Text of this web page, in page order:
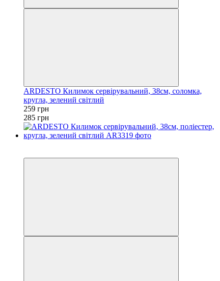
ARDESTO Килимок сервірувальний, 38см, соломка,
кругла, зелений світлий
259 грн
285 грн